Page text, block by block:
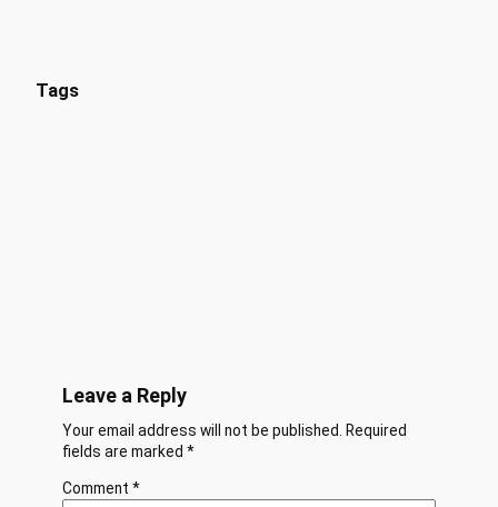
Tags
Leave a Reply
Your email address will not be published.
Required
fields are marked *
Comment *